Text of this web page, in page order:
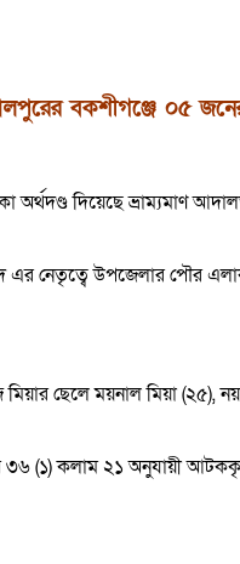
বকশীগঞ্জে ০৫ জনের
দিয়েছে ভ্রাম্যমাণ
নেতৃত্বে উপজেলার পৌর
ছেলে ময়নাল মিয়া (২৫),
(১) কলাম ২১ অনুযায়ী